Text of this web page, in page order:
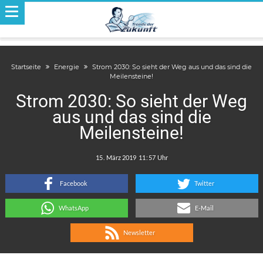
Startseite Energie
Strom 2030: So sieht der Weg aus und das sind die
Meilensteine!
Strom 2030: So sieht der Weg
aus und das sind die
Meilensteine!
:
Facebook Twitter
WhatsApp E-Mail
Newsletter